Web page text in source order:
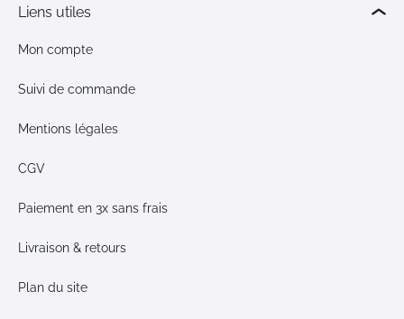
Liens utiles
Mon compte
Suivi de commande
Mentions légales
CGV
Paiement en 3x sans frais
Livraison & retours
Plan du site